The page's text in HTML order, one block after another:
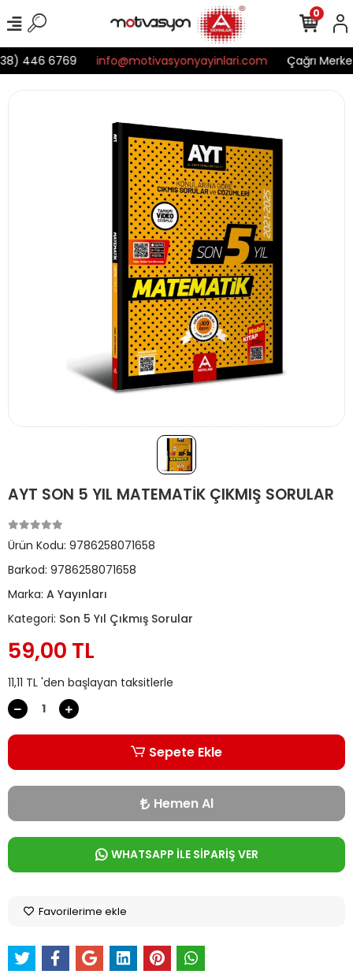
446 6769 info@motivasyonyayinlari.com Çağrı
0
AYT SON 5 YIL MATEMATİK ÇIKMIŞ SORULAR
Ürün Kodu: 9786258071658
Barkod: 9786258071658
Marka: A Yayınları
Kategori: Son 5 Yıl Çıkmış Sorular
59,00 TL
11,11 TL 'den başlayan taksitlerle
Sepete Ekle
Hemen Al
WHATSAPP İLE SİPARİŞ VER
Favorilerime ekle